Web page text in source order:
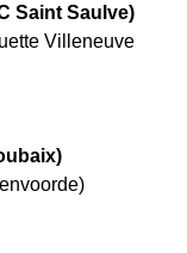
Saint Saulve)
Villeneuve